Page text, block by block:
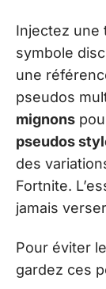
Injectez une
symbole
une
pseudos
mignons
pseudos
des
Fortnite.
jamais
Pour éviter
gardez ces